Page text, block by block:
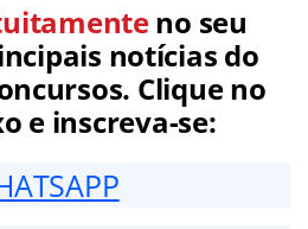
no seu
notícias do
Clique no
e inscreva-se: